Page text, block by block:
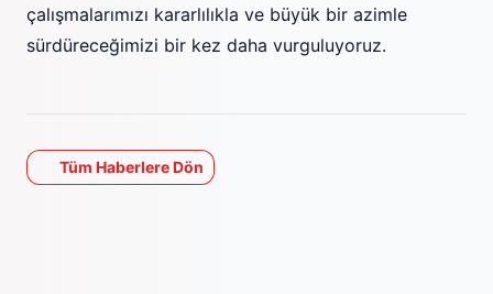
çalışmalarımızı kararlılıkla ve büyük bir azimle
sürdüreceğimizi bir kez daha vurguluyoruz.
Tüm Haberlere Dön